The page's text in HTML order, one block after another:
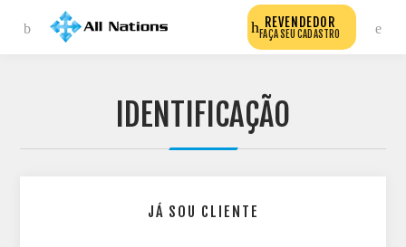
REVENDEDOR
FAÇA SEU CADASTRO
IDENTIFICAÇÃO
JÁ SOU CLIENTE